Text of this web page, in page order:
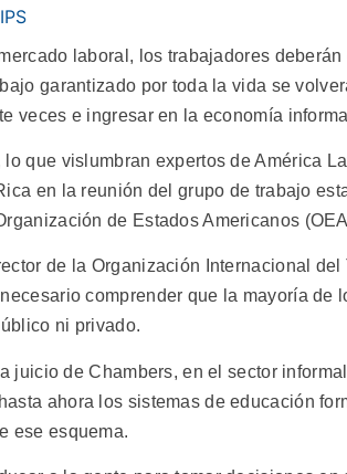
laboral, los trabajadores
garantizado por toda la vida se
veces e ingresar en la economía
lo que vislumbran expertos de América
en la reunión del grupo de trabajo
de Estados Americanos
de la Organización Internacional
comprender que la mayoría de
ni privado.
juicio de Chambers, en el sector
ahora los sistemas de educación
ese esquema.